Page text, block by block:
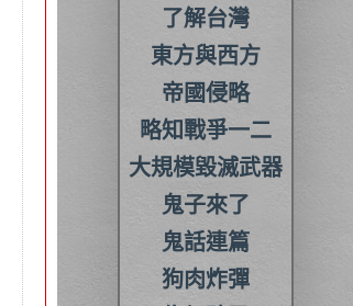
了解台灣
東方與西方
帝國侵略
略知戰爭一二
大規模毀滅武器
鬼子來了
鬼話連篇
狗肉炸彈